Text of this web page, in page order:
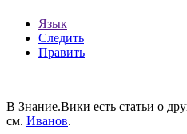
Язык
Следить
Править
В Знание.Вики есть статьи о
см. Иванов.